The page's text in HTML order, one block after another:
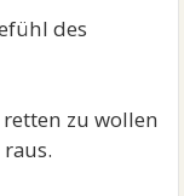
des
zu wollen